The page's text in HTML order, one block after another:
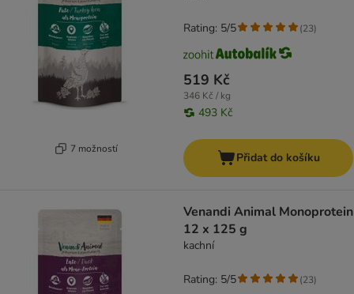
7 možností
519 Kč
346 Kč / kg
493 Kč
Rating: 5/5 (23)
Přidat do košíku
Venandi Animal Monoprotein
12 x 125 g
kachní
Rating: 5/5 (23)